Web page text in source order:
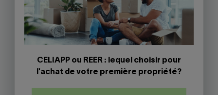
CELIAPP ou REER : lequel choisir pour
l'achat de votre première propriété?